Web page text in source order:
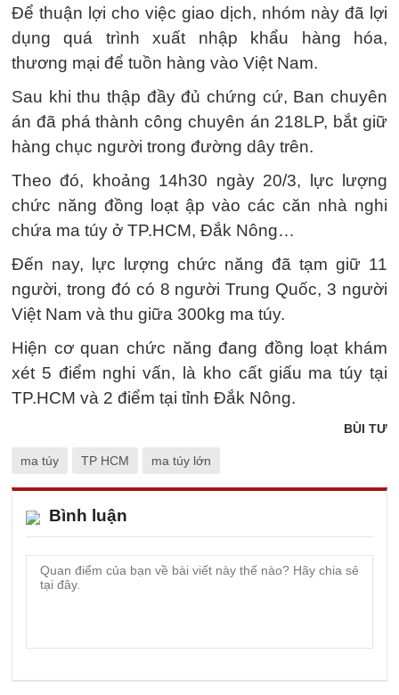
Để thuận lợi cho việc giao dịch, nhóm này đã lợi
dụng quá trình xuất nhập khẩu hàng hóa,
thương mại để tuồn hàng vào Việt Nam.
Sau khi thu thập đầy đủ chứng cứ, Ban chuyên
án đã phá thành công chuyên án 218LP, bắt giữ
hàng chục người trong đường dây trên.
Theo đó, khoảng 14h30 ngày 20/3, lực lượng
chức năng đồng loạt ập vào các căn nhà nghi
chứa ma túy ở TP.HCM, Đắk Nông…
Đến nay, lực lượng chức năng đã tạm giữ 11
người, trong đó có 8 người Trung Quốc, 3 người
Việt Nam và thu giữa 300kg ma túy.
Hiện cơ quan chức năng đang đồng loạt khám
xét 5 điểm nghi vấn, là kho cất giấu ma túy tại
TP.HCM và 2 điểm tại tỉnh Đắk Nông.
BÙI TƯ
ma túy TP HCM ma túy lớn
Bình luận